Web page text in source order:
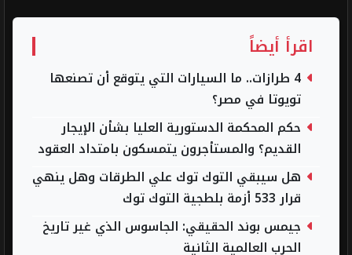
اقرأ أيضاً
4 طرازات.. ما السيارات التي يتوقع أن تصنعها
تويوتا في مصر؟
حكم المحكمة الدستورية العليا بشأن الإيجار
القديم؟ والمستأجرون يتمسكون بامتداد العقود
هل سيبقي التوك توك علي الطرقات وهل ينهي
قرار 533 أزمة بلطجية التوك توك
جيمس بوند الحقيقي: الجاسوس الذي غير تاريخ
الحرب العالمية الثانية